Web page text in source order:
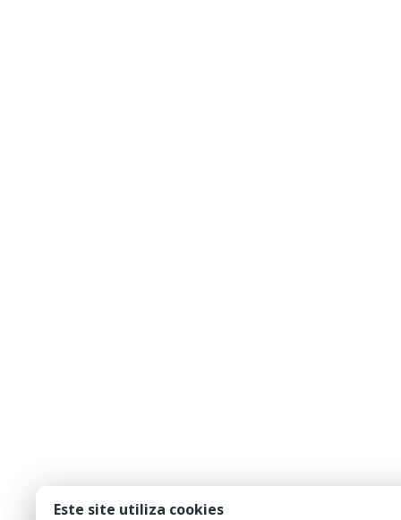
Este site utiliza cookies